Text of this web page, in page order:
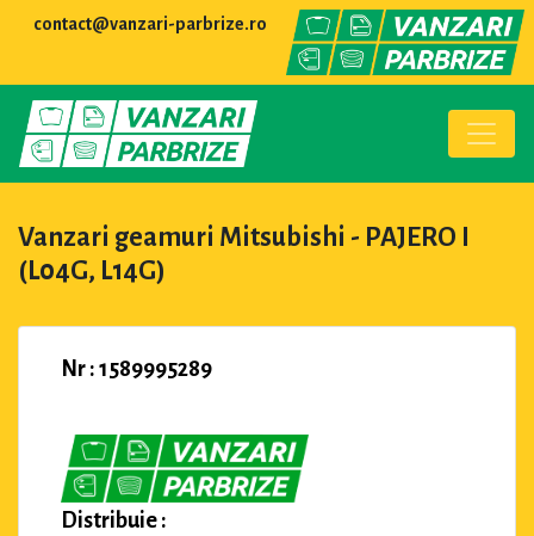
contact@vanzari-parbrize.ro
Vanzari geamuri Mitsubishi - PAJERO I
(L04G, L14G)
Nr : 1589995289
Distribuie :